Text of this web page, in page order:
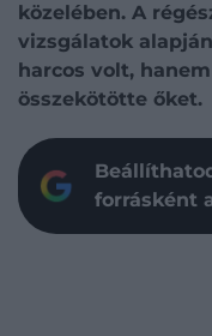
közelében. A
vizsgálatok
harcos volt,
összekötötte őket.
forrásként